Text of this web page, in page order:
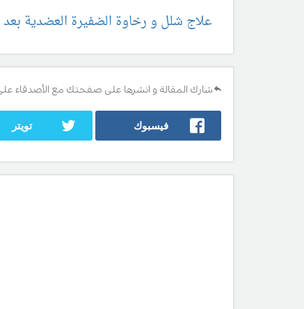
علاج شلل و رخاوة الضفيرة العضدية بعد
شارك المقالة و انشرها على صفحتك مع الأصدقاء
فيسبوك تويتر